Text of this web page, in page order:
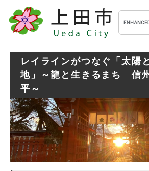
メニューを飛ばして本文
キ
ー
ワ
ド
索
レイラインがつなぐ「太陽
地」～龍と生きるまち 信
平～